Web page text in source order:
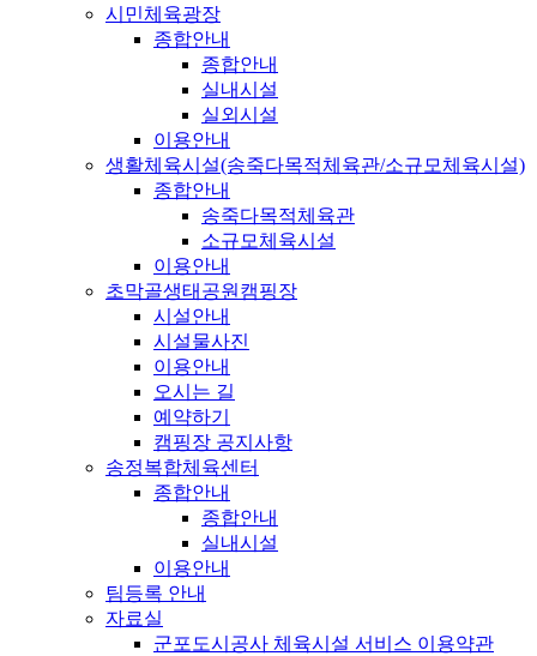
시민체육광장
종합안내
종합안내
실내시설
실외시설
이용안내
생활체육시설(송죽다목적체육관/소규모체육시설)
종합안내
송죽다목적체육관
소규모체육시설
이용안내
초막골생태공원캠핑장
시설안내
시설물사진
이용안내
오시는 길
예약하기
캠핑장 공지사항
송정복합체육센터
종합안내
종합안내
실내시설
이용안내
팀등록 안내
자료실
군포도시공사 체육시설 서비스 이용약관